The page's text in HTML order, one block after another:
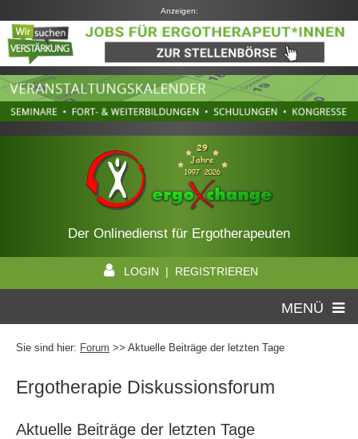
Anzeigen:
Der Onlinedienst für Ergotherapeuten
LOGIN | REGISTRIEREN
MENÜ
Sie sind hier: Forum >> Aktuelle Beiträge der letzten Tage
Ergotherapie Diskussionsforum
Aktuelle Beiträge der letzten Tage